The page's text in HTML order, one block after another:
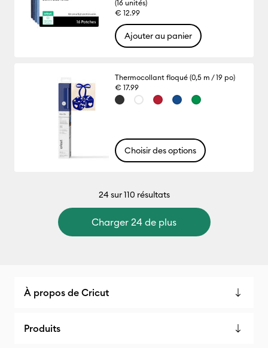
(16 unités)
€ 12.99
Ajouter au panier
Thermocollant floqué (0,5 m / 19 po)
€ 17.99
Choisir des options
24sur 110 résultats
Charger 24 de plus
À propos de Cricut
Produits